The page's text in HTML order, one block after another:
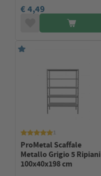
€ 4,49
ProMetal Scaffale
Metallo Grigio 5 Ripiani
100x40x198 cm